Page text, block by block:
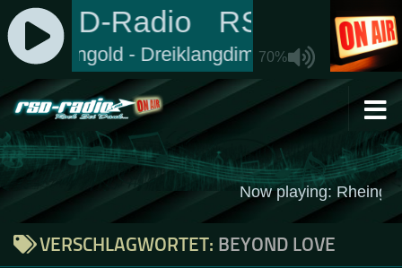
Zum Inhalt springen
VERSCHLAGWORTET: BEYOND LOVE